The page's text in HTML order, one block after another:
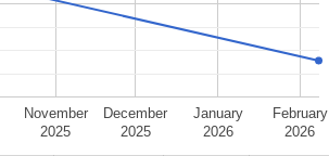
November
2025
December
2025
January
2026
February
2026